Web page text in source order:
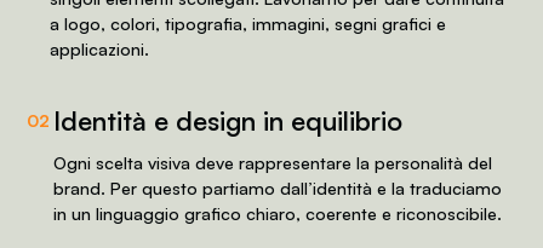
a logo, colori, tipografia, immagini, segni grafici e
applicazioni.
02 Identità e design in equilibrio
Ogni scelta visiva deve rappresentare la personalità del
brand. Per questo partiamo dall’identità e la traduciamo
in un linguaggio grafico chiaro, coerente e riconoscibile.